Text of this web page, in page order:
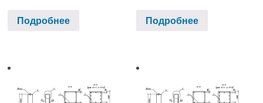
Подробнее Подробнее